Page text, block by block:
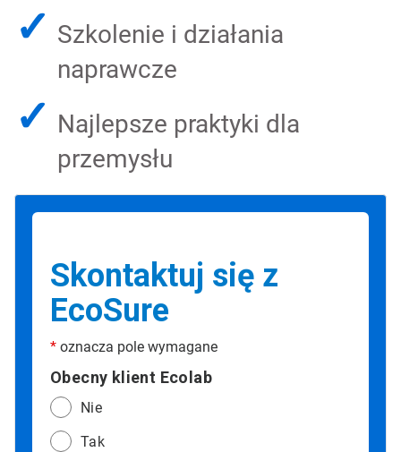
✓ Szkolenie i działania
naprawcze
✓ Najlepsze praktyki dla
przemysłu
Skontaktuj się z
EcoSure
* oznacza pole wymagane
Obecny klient Ecolab
Nie
Tak